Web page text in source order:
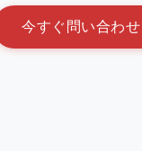
今す ぐ 問い合わせ